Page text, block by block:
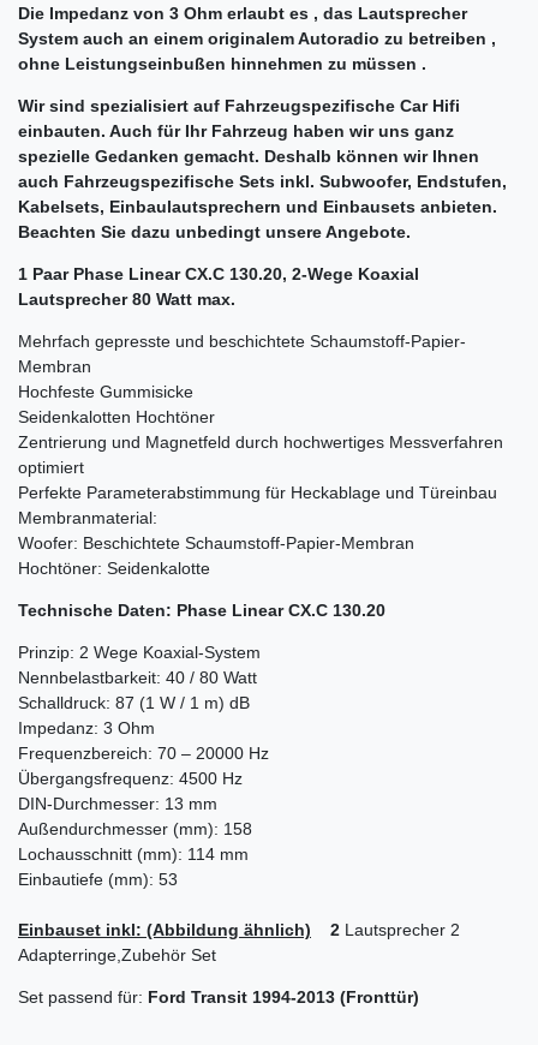
Die Impedanz von 3 Ohm erlaubt es , das Lautsprecher
System auch an einem originalem Autoradio zu betreiben ,
ohne Leistungseinbußen hinnehmen zu müssen .
Wir sind spezialisiert auf Fahrzeugspezifische Car Hifi
einbauten. Auch für Ihr Fahrzeug haben wir uns ganz
spezielle Gedanken gemacht. Deshalb können wir Ihnen
auch Fahrzeugspezifische Sets inkl. Subwoofer, Endstufen,
Kabelsets, Einbaulautsprechern und Einbausets anbieten.
Beachten Sie dazu unbedingt unsere Angebote.
1 Paar Phase Linear CX.C 130.20, 2-Wege Koaxial
Lautsprecher 80 Watt max.
Mehrfach gepresste und beschichtete Schaumstoff-Papier-
Membran
Hochfeste Gummisicke
Seidenkalotten Hochtöner
Zentrierung und Magnetfeld durch hochwertiges Messverfahren
optimiert
Perfekte Parameterabstimmung für Heckablage und Türeinbau
Membranmaterial:
Woofer: Beschichtete Schaumstoff-Papier-Membran
Hochtöner: Seidenkalotte
Technische Daten: Phase Linear CX.C 130.20
Prinzip: 2 Wege Koaxial-System
Nennbelastbarkeit: 40 / 80 Watt
Schalldruck: 87 (1 W / 1 m) dB
Impedanz: 3 Ohm
Frequenzbereich: 70 – 20000 Hz
Übergangsfrequenz: 4500 Hz
DIN-Durchmesser: 13 mm
Außendurchmesser (mm): 158
Lochausschnitt (mm): 114 mm
Einbautiefe (mm): 53
Einbauset inkl: (Abbildung ähnlich) 2 Lautsprecher 2
Adapterringe,Zubehör Set
Set passend für: Ford Transit 1994-2013 (Fronttür)